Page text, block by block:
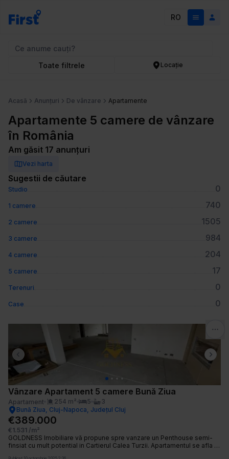
RO
Toate filtrele Locație
Acasă Anunțuri De vânzare Apartamente
Apartamente 5 camere de vânzare
în România
Am găsit 17 anunțuri
Vezi harta
Sugestii de căutare
Studio 0
1 camere 740
2 camere 1505
3 camere 984
4 camere 204
5 camere 17
Terenuri 0
Case 0
Previous slide Next
Vânzare Apartament 5 camere Bună Ziua
Apartament 254 m² 5
3
Bună Ziua, Cluj-Napoca, Județul Cluj
€389.000
€1.531 /m²
GOLDNESS Imobiliare vă propune spre vanzare un Penthouse semi-
finsiat cu mult potential in Cartierul Calea Turzii. Apartamentul se afla la